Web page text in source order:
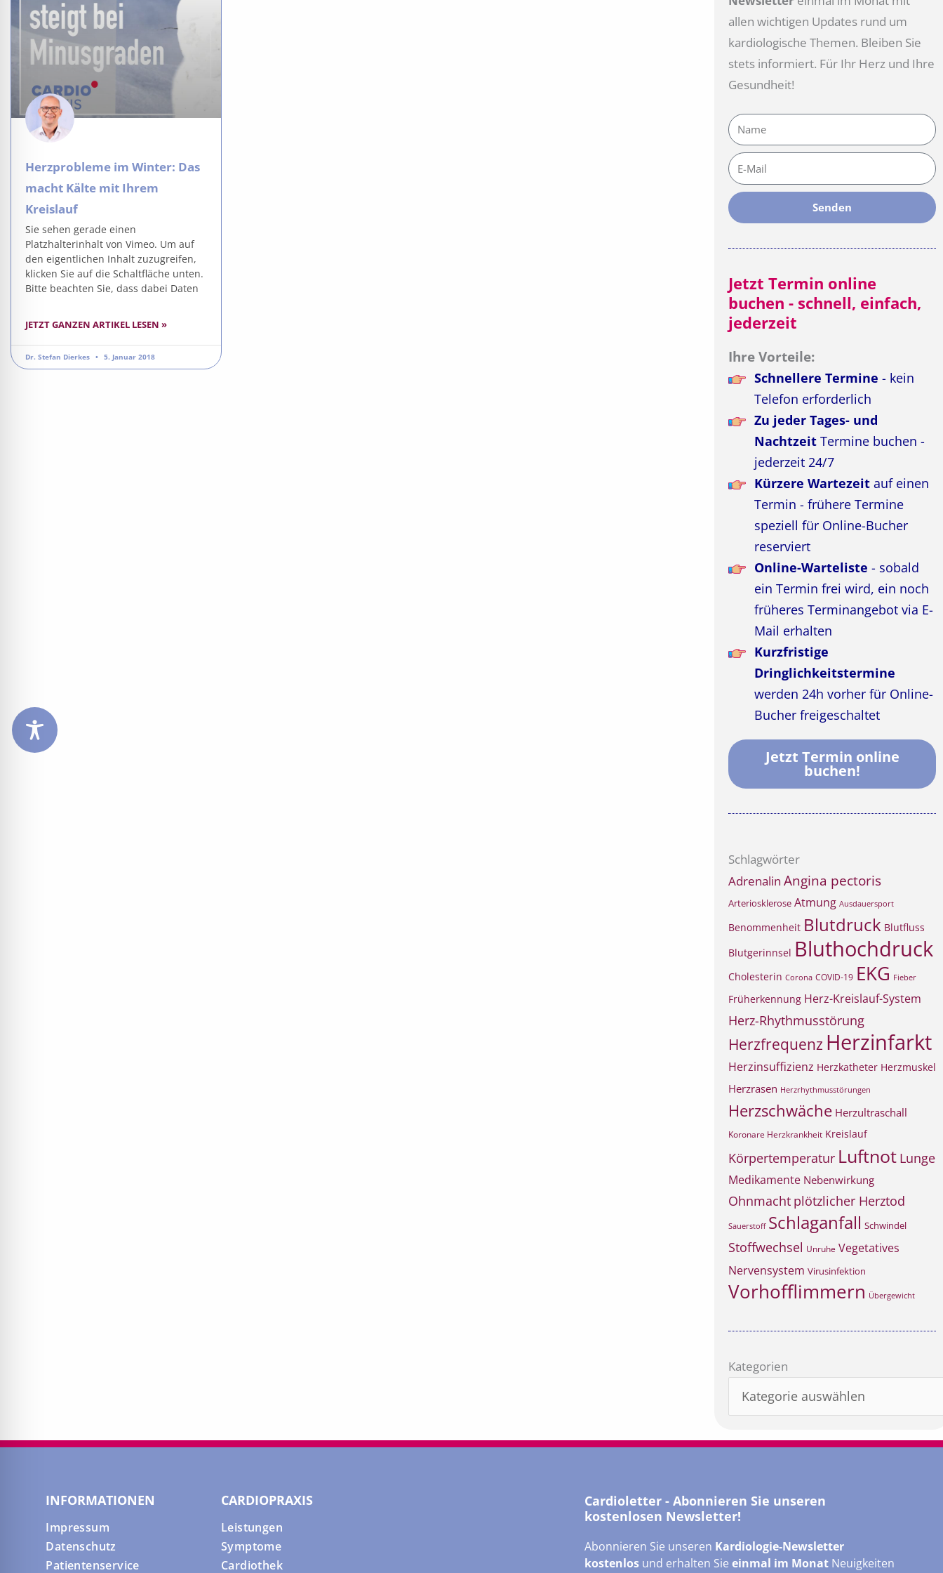
Herzprobleme im Winter: Das
macht Kälte mit Ihrem
Kreislauf
Sie sehen gerade einen
Platzhalterinhalt von Vimeo. Um auf
den eigentlichen Inhalt zuzugreifen,
klicken Sie auf die Schaltfläche unten.
Bitte beachten Sie, dass dabei Daten
JETZT GANZEN ARTIKEL LESEN »
Dr. Stefan Dierkes 5. Januar 2018
allen wichtigen Updates rund um
kardiologische Themen. Bleiben Sie
stets informiert. Für Ihr Herz und Ihre
Gesundheit!
Name
E-
Mail
Senden
Jetzt Termin online
buchen - schnell, einfach,
jederzeit
Ihre Vorteile:
Schnellere Termine - kein
Telefon erforderlich
Zu jeder Tages- und
NachtzeitTermine buchen -
jederzeit 24/7
Kürzere Wartezeitauf einen
Termin - frühere Termine
speziell für Online-Bucher
reserviert
Online-Warteliste - sobald
ein Termin frei wird, ein noch
früheres Terminangebot via E-
Mail erhalten
Kurzfristige
Dringlichkeitstermine
werden 24h vorher für Online-
Bucher freigeschaltet
Jetzt Termin online
buchen!
Schlagwörter
Adrenalin Angina pectoris
Arteriosklerose Atmung Ausdauersport
Benommenheit Blutdruck Blutfluss
Blutgerinnsel Bluthochdruck
Cholesterin Corona COVID-19 EKG Fieber
Früherkennung Herz-Kreislauf-System
Herz-Rhythmusstörung
Herzfrequenz Herzinfarkt
Herzinsuffizienz Herzkatheter Herzmuskel
Herzrasen Herzrhythmusstörungen
Herzschwäche Herzultraschall
Koronare Herzkrankheit Kreislauf
Körpertemperatur Luftnot Lunge
Medikamente Nebenwirkung
Ohnmacht plötzlicher Herztod
Sauerstoff Schlaganfall Schwindel
Stoffwechsel Unruhe Vegetatives
Nervensystem Virusinfektion
Vorhofflimmern Übergewicht
Kategorien
Kategorien
INFORMATIONEN
Impressum
Datenschutz
Patientenservice
CARDIOPRAXIS
Leistungen
Symptome
Cardiothek
Cardioletter - Abonnieren Sie unseren
kostenlosen Newsletter!
Abonnieren Sie unseren Kardiologie-Newsletter
kostenlos und erhalten Sieeinmal im Monat Neuigkeiten